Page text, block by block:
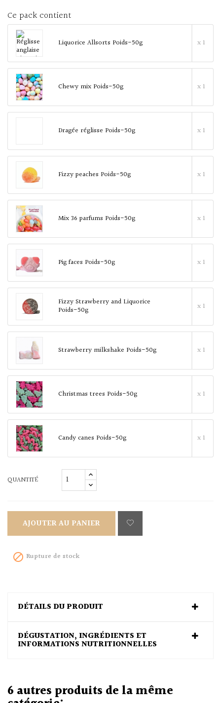
Ce pack contient
Liquorice Allsorts Poids-50g x 1
Chewy mix Poids-50g x 1
Dragée réglisse Poids-50g x 1
Fizzy peaches Poids-50g x 1
Mix 36 parfums Poids-50g x 1
Pig faces Poids-50g x 1
Fizzy Strawberry and Liquorice
Poids-50g x 1
Strawberry milkshake Poids-50g x 1
Christmas trees Poids-50g x 1
Candy canes Poids-50g x 1
QUANTITÉ
AJOUTER AU PANIER
 Rupture de stock
DÉTAILS DU PRODUIT
DÉGUSTATION, INGRÉDIENTS ET
INFORMATIONS NUTRITIONNELLES
6 autres produits de la même